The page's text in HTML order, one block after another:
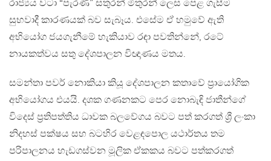
රාජ්‍යය වටා “පැරණි” සතුරන් මිතුරන් ලෙස පෙළ ගැසීම
සුභවාදී කාරණයක් බව සැබෑය. එසේම ඒ හමුවේ ඇති
අභියෝග ජයගැනීමේ හැකියාව රඳා පවතින්නේ, රටේ
නායකත්වය සතු දේශපාලන විඥාණය මතය.
සමන්තා පවර් නොකියා කියූ දේශපාලන කතාවේ ප්‍රායෝගික
අභියෝගය එයයි. දශක ගණනකට පෙර නොබැඳි ජාතීන්ගේ
විදෙස් ප්‍රතිපත්තිය ධාවක බලවේගය බවට පත් කරගත් ශ්‍රී ලංකා
නිදහස් පක්ෂය සහ බටහිර වෙළඳපොල යථාර්තය තම
පරිපාලනය හැඩගස්වන මූලික ඒකකය බවට පත්කරගත්